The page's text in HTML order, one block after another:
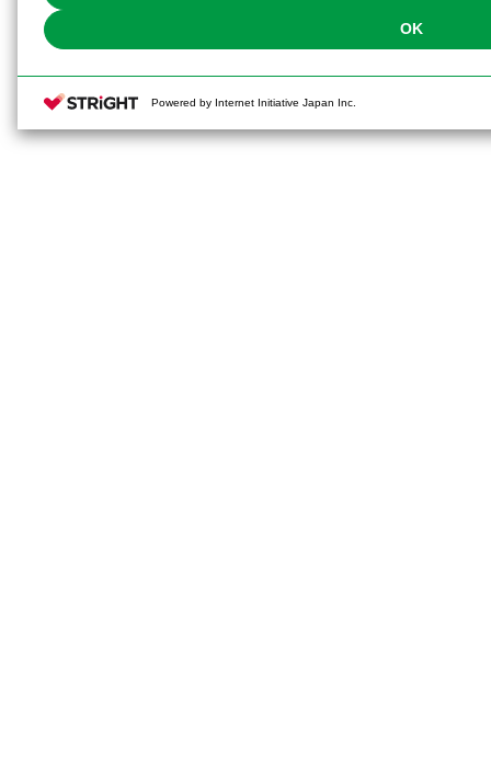
OK
Powered by Internet Initiative Japan Inc.